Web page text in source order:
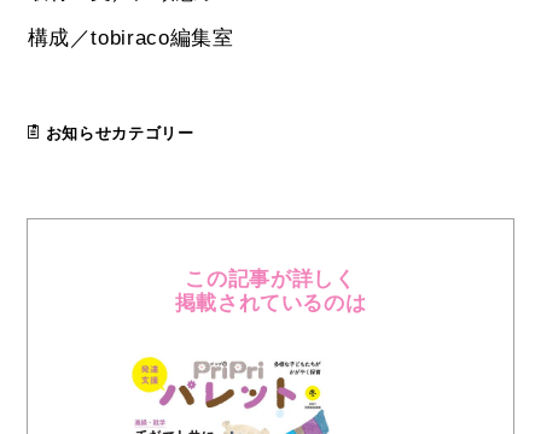
構成／tobiraco編集室
お知らせカテゴリー
この記事が詳しく
掲載されているのは